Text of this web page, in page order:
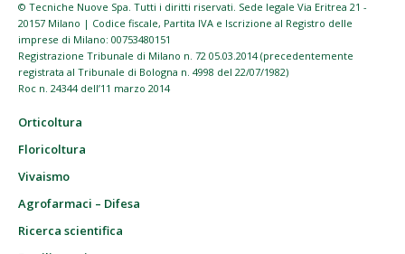
© Tecniche Nuove Spa. Tutti i diritti riservati. Sede legale Via Eritrea 21 -
20157 Milano | Codice fiscale, Partita IVA e Iscrizione al Registro delle
imprese di Milano: 00753480151
Registrazione Tribunale di Milano n. 72 05.03.2014 (precedentemente
registrata al Tribunale di Bologna n. 4998 del 22/07/1982)
Roc n. 24344 dell’11 marzo 2014
Orticoltura
Floricoltura
Vivaismo
Agrofarmaci – Difesa
Ricerca scientifica